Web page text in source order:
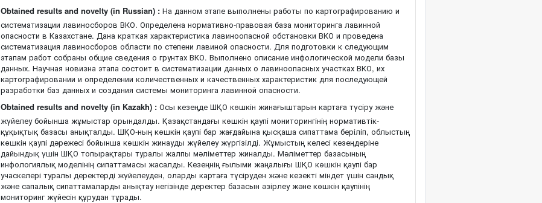
Obtained results and novelty (in Russian) : На данном этапе выполнены работы по картографированию и
систематизации лавиносборов ВКО. Определена нормативно-правовая база мониторинга лавинной
опасности в Казахстане. Дана краткая характеристика лавиноопасной обстановки ВКО и проведена
систематизация лавиносборов области по степени лавиной опасности. Для подготовки к следующим
этапам работ собраны общие сведения о грунтах ВКО. Выполнено описание инфологической модели базы
данных. Научная новизна этапа состоит в систематизации данных о лавиноопасных участках ВКО, их
картографировании и определении количественных и качественных характеристик для последующей
разработки баз данных и создания системы мониторинга лавинной опасности.
Obtained results and novelty (in Kazakh) : Осы кезеңде ШҚО көшкін жинағыштарын картаға түсіру және
жүйелеу бойынша жұмыстар орындалды. Қазақстандағы көшкін қаупі мониторингінің нормативтік-
құқықтық базасы анықталды. ШҚО-ның көшкін қаупі бар жағдайына қысқаша сипаттама беріліп, облыстың
көшкін қаупі дәрежесі бойынша көшкін жинауды жүйелеу жүргізілді. Жұмыстың келесі кезеңдеріне
дайындық үшін ШҚО топырақтары туралы жалпы мәліметтер жиналды. Мәліметтер базасының
инфологиялық моделінің сипаттамасы жасалды. Кезеңнің ғылыми жаңалығы ШҚО көшкін қаупі бар
учаскелері туралы деректерді жүйелеуден, оларды картаға түсіруден және кезекті міндет үшін сандық
және сапалық сипаттамаларды анықтау негізінде деректер базасын әзірлеу және көшкін қаупінің
мониторинг жүйесін құрудан тұрады.